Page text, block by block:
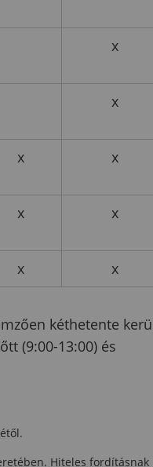
x
x
x x
x x
x x
kéthetente
(9:00-13:00) és
Hiteles fordításnak